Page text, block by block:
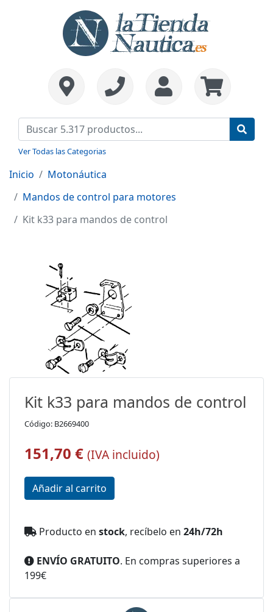
Ver Todas las Categorias
Inicio
Motonáutica
Mandos de control para motores
Kit k33 para mandos de control
Kit k33 para mandos de control
Código: B2669400
151,70 € (IVA incluido)
Producto en stock, recíbelo en 24h/72h
ENVÍO GRATUITO. En compras superiores a
199€